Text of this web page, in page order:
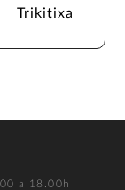
Trikitixa
a 18.00h